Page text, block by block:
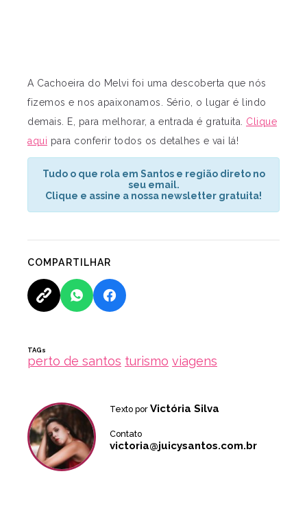
A Cachoeira do Melvi foi uma descoberta que nós
fizemos e nos apaixonamos. Sério, o lugar é lindo
demais. E, para melhorar, a entrada é gratuita. Clique
aqui para conferir todos os detalhes e vai lá!
Tudo o que rola em Santos e região direto no
seu email.
Clique e assine a nossa newsletter gratuita!
COMPARTILHAR
TAGs
perto de santos turismo viagens
Texto por Victória Silva
Contato
victoria@juicysantos.com.br